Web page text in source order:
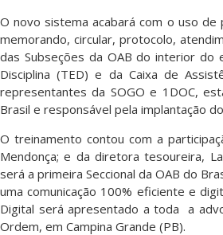
O novo sistema acabará com o uso
memorando, circular, protocolo,
das Subseções da OAB do interior do
Disciplina (TED) e da Caixa de
representantes da SOGO e 1DOC,
Brasil e responsável pela implantação
O treinamento contou com a
Mendonça; e da diretora tesoureira,
será a primeira Seccional da OAB do
uma comunicação 100% eficiente e
Digital será apresentado a toda a
Ordem, em Campina Grande (PB).